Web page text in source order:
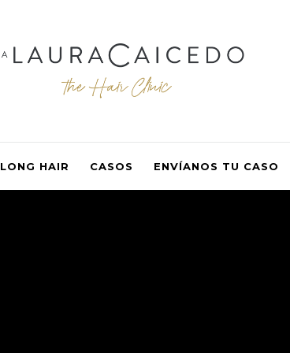
LONG HAIR CASOS ENVÍANOS TU CASO